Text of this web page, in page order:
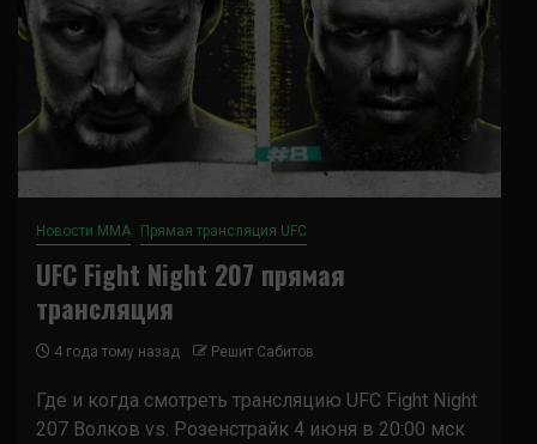
Новости ММА Прямая трансляция UFC
UFC Fight Night 207 прямая
трансляция
4 года тому назад Решит Сабитов
Где и когда смотреть трансляцию UFC Fight Night
207 Волков vs. Розенстрайк 4 июня в 20:00 мск